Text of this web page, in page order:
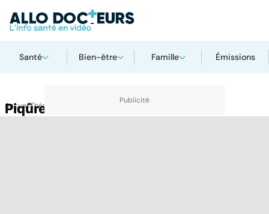
Santé Bien-être Famille Émissions
AccueilThématiques
Piqûre d'abeille